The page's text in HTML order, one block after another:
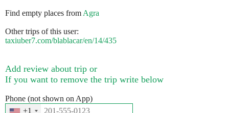
Find empty places from Agra
Other trips of this user:
taxiuber7.com/blablacar/en/14/435
Add review about trip or
If you want to remove the trip write below
Phone (not shown on App)
+1